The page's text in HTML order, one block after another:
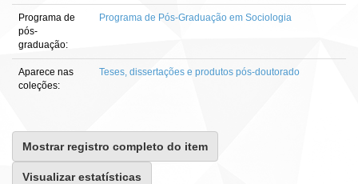
Programa de
pós-
graduação:
Programa de Pós-Graduação em Sociologia
Aparece nas
coleções:
Teses, dissertações e produtos pós-doutorado
Mostrar registro completo do item
Visualizar estatísticas